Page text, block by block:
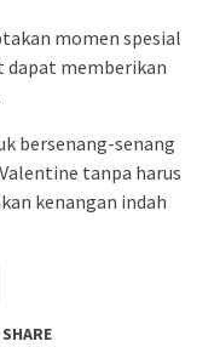
momen spesial
dapat memberikan
bersenang-senang
tanpa harus
kenangan indah
SHARE